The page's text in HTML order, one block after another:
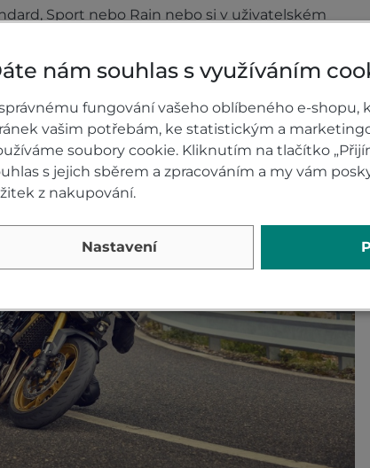
Sport nebo Rain nebo si v uživatelském
motoru / brzdění motorem a 4 úrovněmi
předního kola.
nám souhlas s využíváním
fungování vašeho oblíbeného e-shopu,
vašim potřebám, ke statistickým a
soubory cookie. Kliknutím na tlačítko
s jejich sběrem a zpracováním a my vám
z nakupování.
Nastavení